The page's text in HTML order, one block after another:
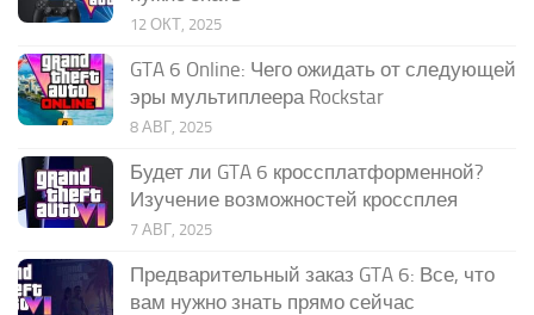
12 ОКТ, 2025
GTA 6 Online: Чего ожидать от следующей
эры мультиплеера Rockstar
8 АВГ, 2025
Будет ли GTA 6 кроссплатформенной?
Изучение возможностей кроссплея
7 АВГ, 2025
Предварительный заказ GTA 6: Все, что
вам нужно знать прямо сейчас